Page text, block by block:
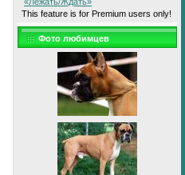
This feature is for Premium users only!
Фото любимцев